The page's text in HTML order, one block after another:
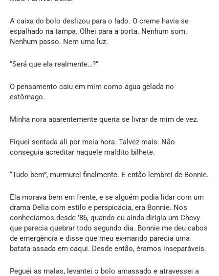
A caixa do bolo deslizou para o lado. O creme havia se
espalhado na tampa. Olhei para a porta. Nenhum som.
Nenhum passo. Nem uma luz.
“Será que ela realmente…?”
O pensamento caiu em mim como água gelada no
estômago.
Minha nora aparentemente queria se livrar de mim de vez.
Fiquei sentada ali por meia hora. Talvez mais. Não
conseguia acreditar naquele maldito bilhete.
“Tudo bem”, murmurei finalmente. E então lembrei de Bonnie.
Ela morava bem em frente, e se alguém podia lidar com um
drama Delia com estilo e perspicácia, era Bonnie. Nos
conhecíamos desde ’86, quando eu ainda dirigia um Chevy
que parecia quebrar todo segundo dia. Bonnie me deu cabos
de emergência e disse que meu ex-marido parecia uma
batata assada em cáqui. Desde então, éramos inseparáveis.
Peguei as malas, levantei o bolo amassado e atravessei a